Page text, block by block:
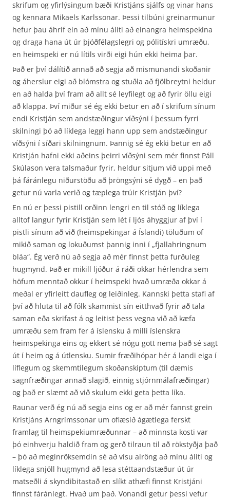
skrifum og yfirlýsingum bæði Kristjáns sjálfs og vinar hans
og kennara Mikaels Karlssonar. Þessi tilbúni greinarmunur
hefur þau áhrif ein að mínu áliti að einangra heimspekina
og draga hana út úr þjóðfélagslegri og pólitískri umræðu,
en heimspeki er nú lítils virði eigi hún ekki heima þar.
Það er því dálítið annað að segja að mismunandi skoðanir
og áherslur eigi að blómstra og stuðla að fjölbreytni heldur
en að halda því fram að allt sé leyfilegt og að fyrir öllu eigi
að klappa. Því miður sé ég ekki betur en að í skrifum sínum
endi Kristján sem andstæðingur víðsýni í þessum fyrri
skilningi þó að líklega leggi hann upp sem andstæðingur
víðsýni í síðari skilningnum. Þannig sé ég ekki betur en að
Kristján hafni ekki aðeins þeirri víðsýni sem mér finnst Páll
Skúlason vera talsmaður fyrir, heldur sitjum við uppi með
þá fáránlegu niðurstöðu að þröngsýni sé dygð – en það
getur nú varla verið og tæplega trúir Kristján því?
En nú er þessi pistill orðinn lengri en til stóð og líklega
alltof langur fyrir Kristján sem lét í ljós áhyggjur af því í
pistli sínum að við (heimspekingar á Íslandi) töluðum of
mikið saman og lokuðumst þannig inni í „fjallahringnum
bláa“. Ég verð nú að segja að mér finnst þetta furðuleg
hugmynd. Það er mikill ljóður á ráði okkar hérlendra sem
höfum menntað okkur í heimspeki hvað umræða okkar á
meðal er yfirleitt daufleg og leiðinleg. Kannski þetta stafi af
því að hluta til að fólk skammist sín eitthvað fyrir að tala
saman eða skrifast á og leitist þess vegna við að kæfa
umræðu sem fram fer á íslensku á milli íslenskra
heimspekinga eins og ekkert sé nógu gott nema það sé sagt
út í heim og á útlensku. Sumir fræðihópar hér á landi eiga í
líflegum og skemmtilegum skoðanskiptum (til dæmis
sagnfræðingar annað slagið, einnig stjórnmálafræðingar)
og það er slæmt að við skulum ekki geta þetta líka.
Raunar verð ég nú að segja eins og er að mér fannst grein
Kristjáns Arngrímssonar um oflæsið ágætlega ferskt
framlag til heimspekiumræðunnar – að minnsta kosti var
þó einhverju haldið fram og gerð tilraun til að rökstyðja það
– þó að meginröksemdin sé að vísu alröng að mínu áliti og
líklega snjöll hugmynd að lesa stéttaandstæður út úr
matseðli á skyndibitastað en slíkt athæfi finnst Kristjáni
finnst fáránlegt. Hvað um það. Vonandi getur þessi vefur